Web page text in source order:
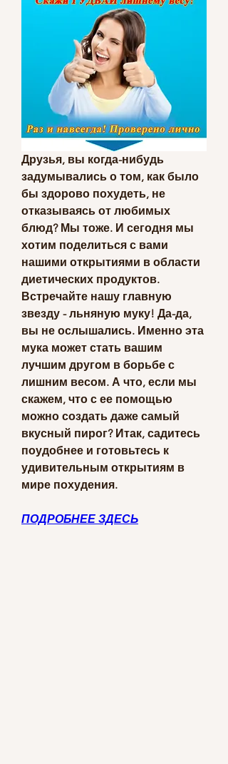
Друзья, вы когда-нибудь
задумывались о том, как было
бы здорово похудеть, не
отказываясь от любимых
блюд? Мы тоже. И сегодня мы
хотим поделиться с вами
нашими открытиями в области
диетических продуктов.
Встречайте нашу главную
звезду - льняную муку! Да-да,
вы не ослышались. Именно эта
мука может стать вашим
лучшим другом в борьбе с
лишним весом. А что, если мы
скажем, что с ее помощью
можно создать даже самый
вкусный пирог? Итак, садитесь
поудобнее и готовьтесь к
удивительным открытиям в
мире похудения.
ПОДРОБНЕЕ ЗДЕСЬ